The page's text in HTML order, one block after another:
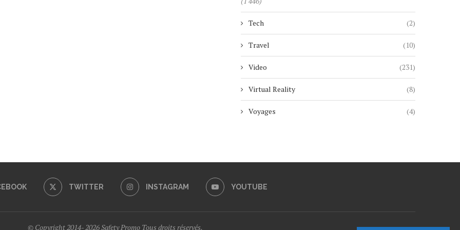
Tech (2)
Travel (10)
Video (231)
Virtual Reality (8)
Voyages (4)
TWITTER INSTAGRAM YOUTUBE
© Copyright 2014- 2026 Safety Promo Tous droits réservés.